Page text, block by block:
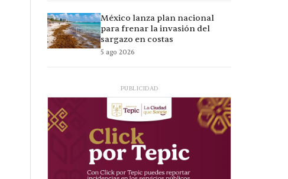
México lanza plan nacional
para frenar la invasión del
sargazo en costas
5 ago 2026
PUBLICIDAD